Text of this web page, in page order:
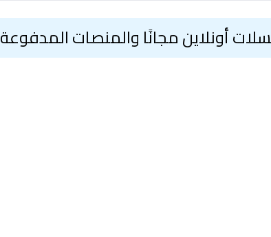
أونلاين مجانًا والمنصات المدفوعة